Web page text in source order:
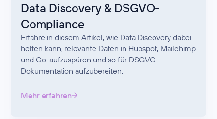
Data Discovery & DSGVO-
Compliance
Erfahre in diesem Artikel, wie Data Discovery dabei
helfen kann, relevante Daten in Hubspot, Mailchimp
und Co. aufzuspüren und so für DSGVO-
Dokumentation aufzubereiten.
Mehr erfahren